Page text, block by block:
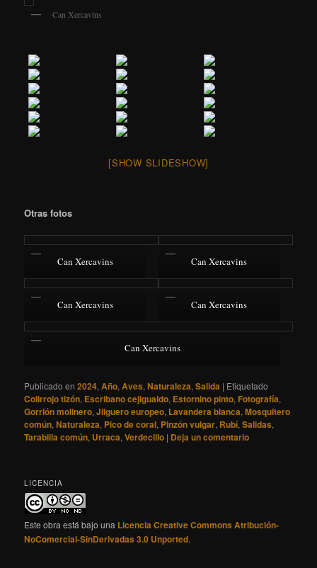
Can Xercavins
[SHOW SLIDESHOW]
Otras fotos
Can Xercavins Can Xercavins
Can Xercavins Can Xercavins
Can Xercavins
Publicado en 2024,Año,Aves,Naturaleza,Salida | Etiquetado
Colirrojo tizón, Escribano cejigualdo, Estornino pinto, Fotografía,
Gorrión molinero,Jilguero europeo, Lavandera blanca,Mosquitero
común,Naturaleza, Pico de coral, Pinzón vulgar, Rubí,Salidas,
Tarabilla común, Urraca,Verdecillo | Deja un comentario
LICENCIA
Este obra está bajo una Licencia Creative Commons Atribución-
NoComercial-SinDerivadas 3.0 Unported.